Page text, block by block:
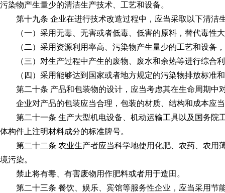
污染物产生量少的清洁生产技术、工艺和设备。
第十九条 企业在进行技术改造过程中，应当采取以下清洁
（一）采用无毒、无害或者低毒、低害的原料，替代毒性
（二）采用资源利用率高、污染物产生量少的工艺和设备
（三）对生产过程中产生的废物、废水和余热等进行综合
（四）采用能够达到国家或者地方规定的污染物排放标准
第二十条 产品和包装物的设计，应当考虑其在生命周期中
企业对产品的包装应当合理，包装的材质、结构和成本应当
第二十一条 生产大型机电设备、机动运输工具以及国务院
体构件上注明材料成分的标准牌号。
第二十二条 农业生产者应当科学地使用化肥、农药、农用
境污染。
禁止将有毒、有害废物用作肥料或者用于造田。
第二十三条 餐饮、娱乐、宾馆等服务性企业，应当采用节